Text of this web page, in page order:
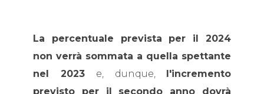
La percentuale prevista per il 2024
non verrà sommata a quella spettante
nel 2023 e, dunque, l'incremento
previsto per il secondo anno dovrà